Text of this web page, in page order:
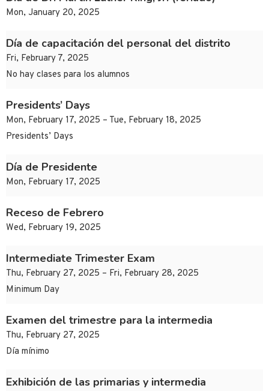
Mon, January 20, 2025
Día de capacitación del personal del distrito
Fri, February 7, 2025
No hay clases para los alumnos
Presidents’ Days
Mon, February 17, 2025 – Tue, February 18, 2025
Presidents’ Days
Día de Presidente
Mon, February 17, 2025
Receso de Febrero
Wed, February 19, 2025
Intermediate Trimester Exam
Thu, February 27, 2025 – Fri, February 28, 2025
Minimum Day
Examen del trimestre para la intermedia
Thu, February 27, 2025
Día mínimo
Exhibición de las primarias y intermedia